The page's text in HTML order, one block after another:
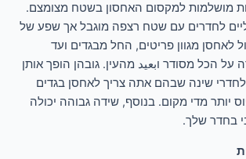
מושלמות למקסום האחסון בשטח מצומצם.
לחדרים עם שטח רצפה מוגבל אך שפע של
לאחסן מגוון פריטים, החל מבגדים ועד
הכל מסודר וبعيد מהעין. גובהן הופך אותן
שינה שבהם אתה צריך לאחסן בגדים
יותר מדי מקום. בנוסף, שידה גבוהה יכולה
בחדר שלך.